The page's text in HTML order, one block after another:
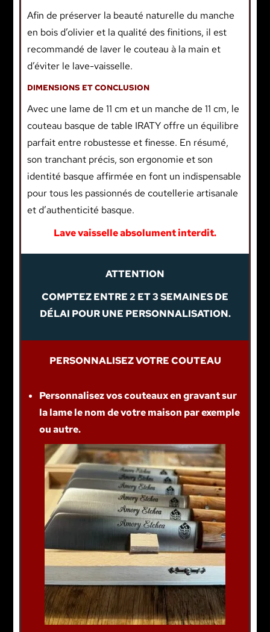
Afin de préserver la beauté naturelle du manche
en bois d’olivier et la qualité des finitions, il est
recommandé de laver le couteau à la main et
d’éviter le lave-vaisselle.
DIMENSIONS ET CONCLUSION
Avec une lame de 11 cm et un manche de 11 cm, le
couteau basque de table IRATY offre un équilibre
parfait entre robustesse et finesse. En résumé,
son tranchant précis, son ergonomie et son
identité basque affirmée en font un indispensable
pour tous les passionnés de coutellerie artisanale
et d’authenticité basque.
Lave vaisselle absolument interdit.
ATTENTION
COMPTEZ ENTRE 2 ET 3 SEMAINES DE
DÉLAI POUR UNE PERSONNALISATION.
PERSONNALISEZ VOTRE COUTEAU
Personnalisez vos couteaux en gravant sur
la lame le nom de votre maison par exemple
ou autre.